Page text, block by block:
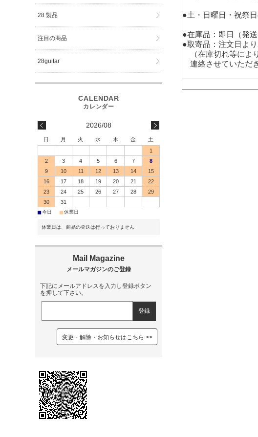
●土・日曜日・祝祭
●在庫品：即日（発
●取寄品：注文日よ
（在庫切れ等によ
連絡させていただ
28 製品
注目の商品
28guitar
2026/08
日 月 火 水 木 金
土
1
2
3 4 5 6 7
8
9
10 11 12 13 14
15
16
17 18 19 20 21
22
23
24 25 26 27 28
29
30
31
■今日 ■休業日
休業日は、商品の発送は行っておりません
下記にメールアドレスを入力し登録ボタン
を押して下さい。
変更・解除・お知らせはこちら